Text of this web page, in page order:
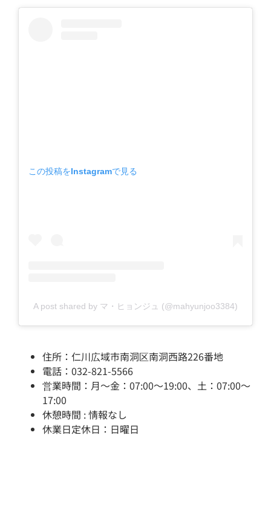
この投稿をInstagramで見る
A post shared by マ・ヒョンジュ (@mahyunjoo3384)
住所：仁川広域市南洞区南洞西路226番地
電話：032-821-5566
営業時間：月～金：07:00～19:00、土：07:00～
17:00
休憩時間 : 情報なし
休業日定休日：日曜日